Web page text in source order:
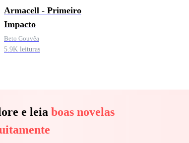
Armacell - Primeiro
Impacto
Beto Gouvêa
5.9K leituras
e leia boas novelas